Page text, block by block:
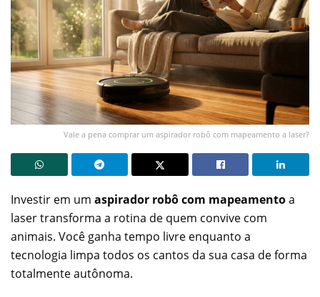
Vale a pena comprar um aspirador robô com mapeamento a laser?
Investir em um aspirador robô com mapeamentoa
laser transforma a rotina de quem convive com
animais. Você ganha tempo livre enquanto a
tecnologia limpa todos os cantos da sua casa de forma
totalmente autônoma.